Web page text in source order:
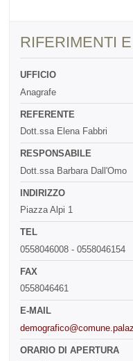
RIFERIMENTI
UFFICIO
Anagrafe
REFERENTE
Dott.ssa Elena Fabbri
RESPONSABILE
Dott.ssa Barbara Dall'Omo
INDIRIZZO
Piazza Alpi 1
TEL
0558046008 - 0558046154
FAX
0558046461
E-MAIL
ORARIO DI APERTURA